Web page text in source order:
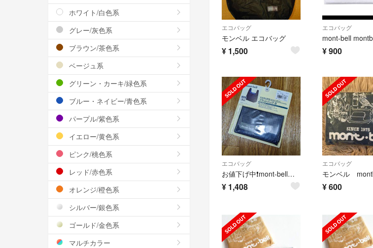
エコバッグ
モンベル エコバッグ
¥ 1,500
エコバッグ
¥900
エコバッグ
お値下げ中❗mont-bellモンベルフラットバッグ8 ブルー折り畳みエコバッグ
¥ 1,408
エコバッグ
¥600
ホワイト/白色系
グレー/灰色系
ブラウン/茶色系
ベージュ系
グリーン・カーキ/緑色系
ブルー・ネイビー/青色系
パープル/紫色系
イエロー/黄色系
ピンク/桃色系
レッド/赤色系
オレンジ/橙色系
シルバー/銀色系
ゴールド/金色系
マルチカラー